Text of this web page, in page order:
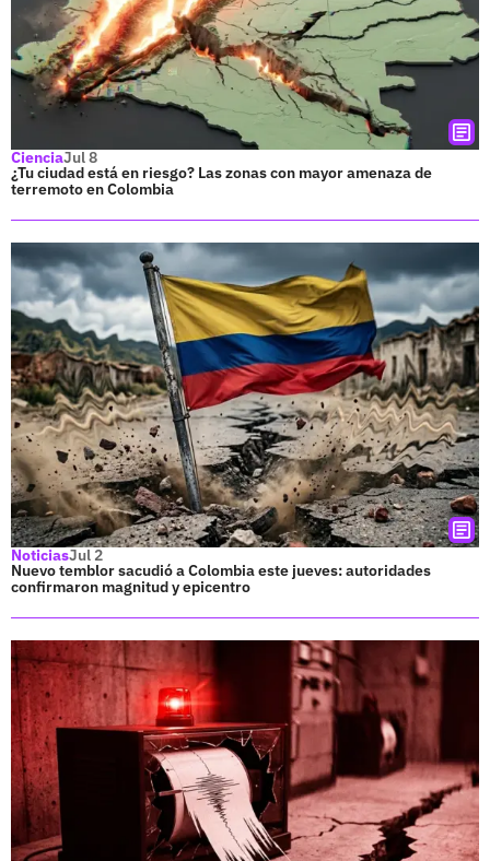
CienciaJul 8
¿Tu ciudad está en riesgo? Las zonas con mayor amenaza de
terremoto en Colombia
NoticiasJul 2
Nuevo temblor sacudió a Colombia este jueves: autoridades
confirmaron magnitud y epicentro